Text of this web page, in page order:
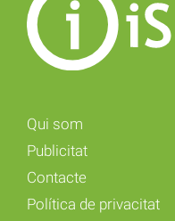
Qui som
Publicitat
Contacte
Política de privacitat